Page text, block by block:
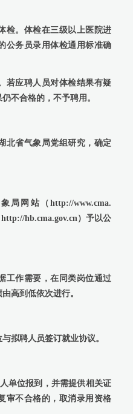
。体检在三级以上医院进
公务员录用体检通用标准确
应聘人员对体检结果有疑
不合格的，不予聘用。
省气象局党组研究，确定
网站（http://www.cma.
hb.cma.gov.cn）予以公
作需要，在同类岗位通过
高到低依次进行。
聘人员签订就业协议。
位报到，并需提供相关证
审不合格的，取消录用资格